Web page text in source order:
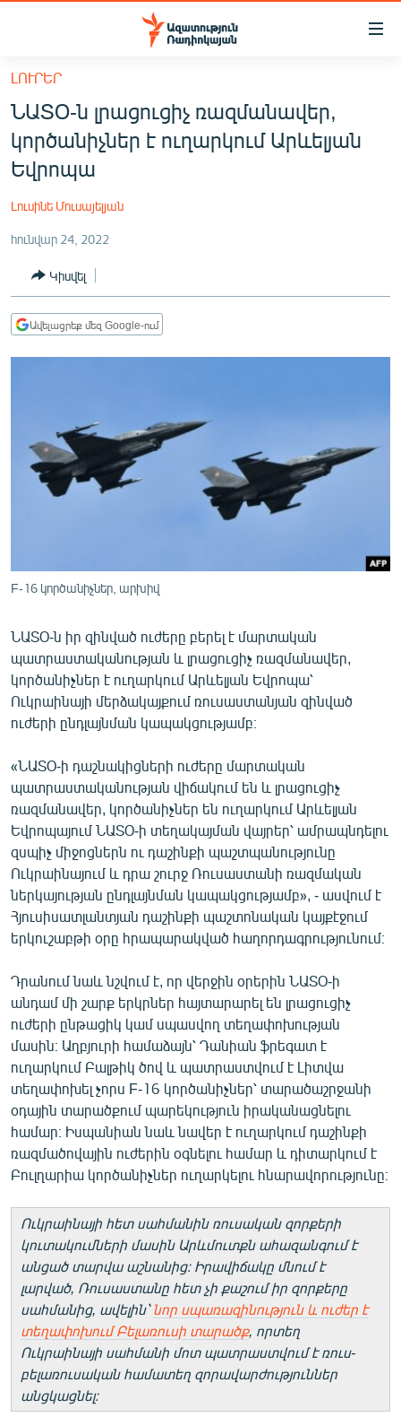
Մատչելիության
հիմնական
բովանդակությանը
Անցնել
հիմնական
մենյուին
ՔԱՂԱՔԱԿԱՆ
ՏՆՏԵՍՈՒԹՅՈՒՆ
ՂԱՐԱԲԱՂ
ՄՇԱԿՈՒՅԹ
ՍՊՈՐՏ
ՏԵՍԱՆՅՈՒԹԵՐ
ԲԱՆԱՎԵՃ
ՁԳՏԵԼՈՎ ԼԱՎԱԳՈՒՅՆԻՆ
Հայերեն
English
Русский
ՀԵՏԵՎԵՔ ՄԵԶ
«Ազատության» բոլոր կայքերը
ԼՈՒՐԵՐ
ՆԱՏՕ-ն լրացուցիչ ռազմանավեր,
կործանիչներ է ուղարկում Արևելյան
Եվրոպա
Լուսինե Մուսայելյան
հունվար 24, 2022
Կիսվել
Ավելացրեք մեզ Google-ում
F-16 կործանիչներ, արխիվ
ՆԱՏՕ-ն իր զինված ուժերը բերել է մարտական
պատրաստականության և լրացուցիչ ռազմանավեր,
կործանիչներ է ուղարկում Արևելյան Եվրոպա՝
Ուկրաինայի մերձակայքում ռուսաստանյան զինված
ուժերի ընդլայնման կապակցությամբ։
«ՆԱՏՕ-ի դաշնակիցների ուժերը մարտական
պատրաստականության վիճակում են և լրացուցիչ
ռազմանավեր, կործանիչներ են ուղարկում Արևելյան
Եվրոպայում ՆԱՏՕ-ի տեղակայման վայրեր՝ ամրապնդելու
զսպիչ միջոցներն ու դաշինքի պաշտպանությունը
Ուկրաինայում և դրա շուրջ Ռուսաստանի ռազմական
ներկայության ընդլայնման կապակցությամբ», - ասվում է
Հյուսիսատլանտյան դաշինքի պաշտոնական կայքէջում
երկուշաբթի օրը հրապարակված հաղորդագրությունում։
Դրանում նաև նշվում է, որ վերջին օրերին ՆԱՏՕ-ի
անդամ մի շարք երկրներ հայտարարել են լրացուցիչ
ուժերի ընթացիկ կամ սպասվող տեղափոխության
մասին։ Աղբյուրի համաձայն՝ Դանիան ֆրեգատ է
ուղարկում Բալթիկ ծով և պատրաստվում է Լիտվա
տեղափոխել չորս F-16 կործանիչներ՝ տարածաշրջանի
օդային տարածքում պարեկություն իրականացնելու
համար։ Իսպանիան նաև նավեր է ուղարկում դաշինքի
ռազմածովային ուժերին օգնելու համար և դիտարկում է
Բուլղարիա կործանիչներ ուղարկելու հնարավորությունը։
Ուկրաինայի հետ սահմանին ռուսական զորքերի
կուտակումների մասին Արևմուտքն ահազանգում է
անցած տարվա աշնանից։ Իրավիճակը մնում է
լարված, Ռուսաստանը հետ չի քաշում իր զորքերը
սահմանից, ավելին՝նոր սպառազինություն և ուժեր է
տեղափոխում Բելառուսի տարածք, որտեղ
Ուկրաինայի սահմանի մոտ պատրաստվում է ռուս-
բելառուսական համատեղ զորավարժություններ
անցկացնել։